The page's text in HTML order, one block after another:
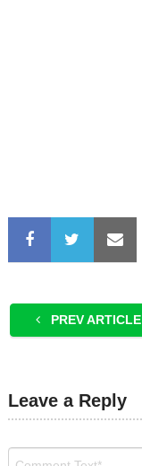
PREV ARTICLE
Leave a Reply